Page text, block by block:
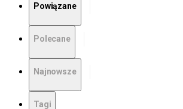
Powiązane
Polecane
Najnowsze
Tagi